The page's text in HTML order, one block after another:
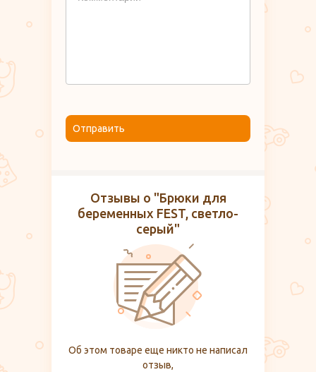
Отправить
Отзывы о "Брюки для
беременных FEST, светло-
серый"
Об этом товаре еще никто не написал
отзыв,